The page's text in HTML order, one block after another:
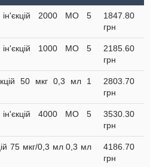
ін'єкцій 2000 МО 5
1847.80
грн
ін'єкцій 1000 МО 5
2185.60
грн
50 мкг 0,3 мл 1
2803.70
грн
ін'єкцій 4000 МО 5
3530.30
грн
75 мкг/0,3 мл 0,3 мл
4186.70
грн